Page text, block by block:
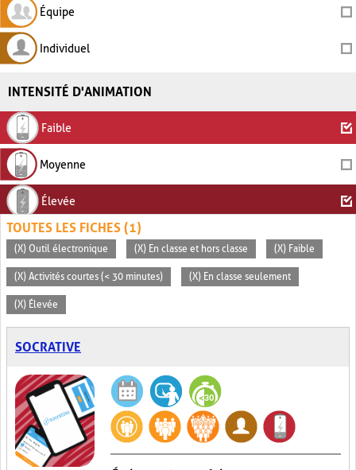
Équipe
Individuel
INTENSITÉ D'ANIMATION
Faible
Moyenne
Élevée
TOUTES LES FICHES (1)
(X) Outil électronique (X) En classe et hors classe (X) Faible
(X) Activités courtes (< 30 minutes) (X) En classe seulement
(X) Élevée
SOCRATIVE